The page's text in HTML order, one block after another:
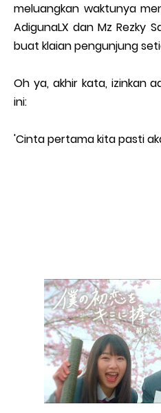
meluangkan waktunya
AdigunaLX dan Mz Rezky
buat klaian pengunjung
Oh ya, akhir kata, izinkan
ini:
'Cinta pertama kita pasti